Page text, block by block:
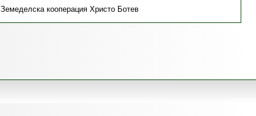
Земеделска кооперация Христо Ботев